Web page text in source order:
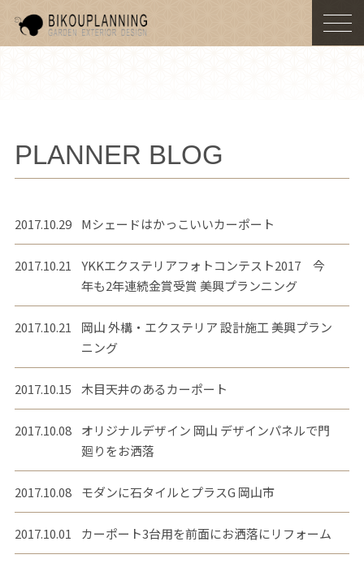
PLANNER BLOG
2017.10.29 Mシェードはかっこいいカーポート
2017.10.21
YKKエクステリアフォトコンテスト2017 今
年も2年連続金賞受賞 美興プランニング
2017.10.21
岡山 外構・エクステリア 設計施工 美興プラン
ニング
2017.10.15 木目天井のあるカーポート
2017.10.08
オリジナルデザイン 岡山 デザインパネルで門
廻りをお洒落
2017.10.08 モダンに石タイルとプラスG 岡山市
2017.10.01 カーポート3台用を前面にお洒落にリフォーム